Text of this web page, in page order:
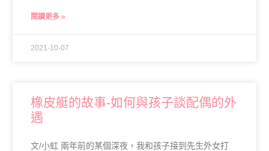
閱讀更多 »
2021-10-07
橡皮艇的故事-如何與孩子談配偶的外
遇
文/小虹 兩年前的某個深夜，我和孩子接到先生外女打